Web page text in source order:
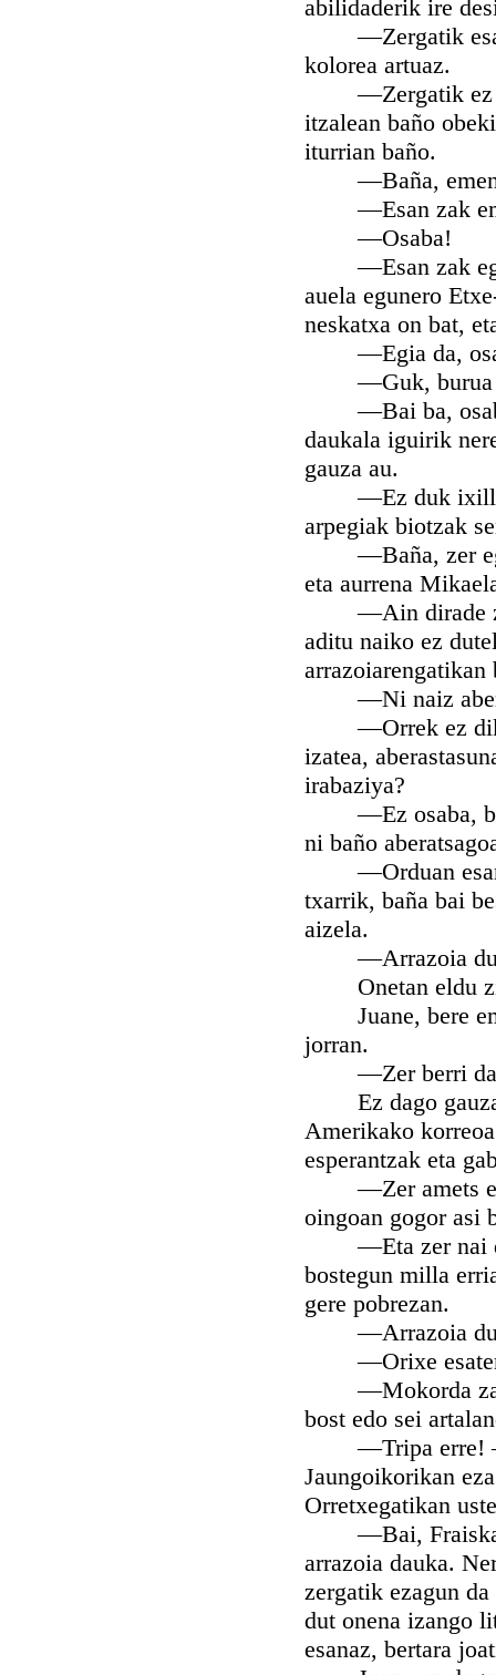
abilidaderik ire
—Zergatik esan
kolorea artuaz.
—Zergatik ez
itzalean baño
iturrian baño.
—Baña,
—Esan zak
—Osaba!
—Esan zak
auela egunero
neskatxa on bat,
—Egia da,
—Guk, burua
—Bai ba, osaba,
daukala iguirik
gauza au.
—Ez duk ixillik
arpegiak biotzak
—Baña, zer
eta aurrena
—Ain dirade
aditu naiko ez
arrazoiarengatikan
—Ni naiz
—Orrek ez dik
izatea,
irabaziya?
—Ez osaba,
ni baño
—Orduan
txarrik, baña bai
aizela.
—Arrazoia du,
Onetan eldu
Juane, bere
jorran.
—Zer berri da,
Ez dago gauza
Amerikako
esperantzak eta
—Zer amets eta
oingoan gogor asi
—Eta zer nai du
bostegun milla
gere pobrezan.
—Arrazoia du
—Orixe esaten
—Mokorda zar
bost edo sei
—Tripa erre!
Jaungoikorikan
Orretxegatikan
—Bai, Fraiska,
arrazoia dauka.
zergatik ezagun
dut onena izango
esanaz, bertara